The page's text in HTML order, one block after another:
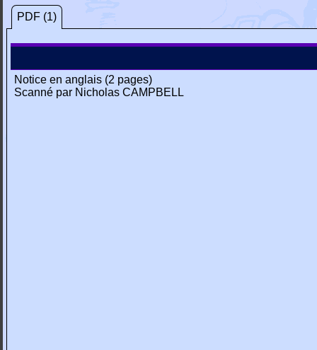
PDF (1)
Notice en anglais (2 pages)
Scanné par Nicholas CAMPBELL